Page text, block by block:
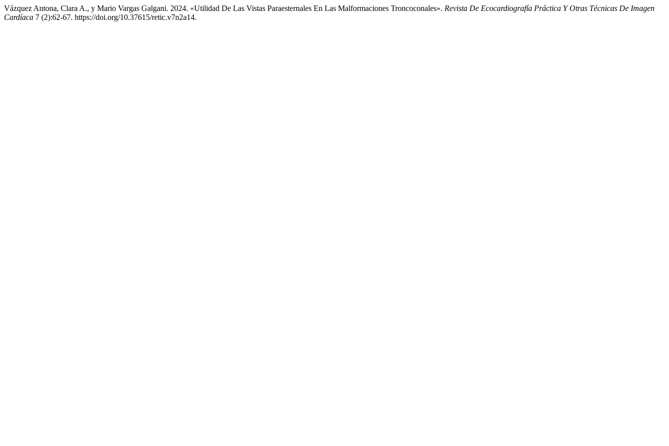
Vázquez Antona, Clara A., y Mario Vargas Galgani. 2024. «Utilidad De Las Vistas Paraesternales En Las Malformaciones Troncoconales». Revista De Ecocardiografía Práctica Y Otras Técnicas De Imagen
Cardíaca 7 (2):62-67. https://doi.org/10.37615/retic.v7n2a14.